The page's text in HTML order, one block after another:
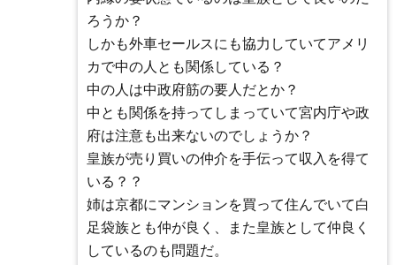
ろうか？
しかも外車セールスにも協力していてアメリ
カで中の人とも関係している？
中の人は中政府筋の要人だとか？
中とも関係を持ってしまっていて宮内庁や政
府は注意も出来ないのでしょうか？
皇族が売り買いの仲介を手伝って収入を得て
いる？？
姉は京都にマンションを買って住んでいて白
足袋族とも仲が良く、また皇族として仲良く
しているのも問題だ。